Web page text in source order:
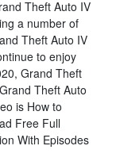
Theft Auto IV
a number of
Theft Auto IV
to enjoy
Grand Theft
Theft Auto
is How to
Free Full
With Episodes